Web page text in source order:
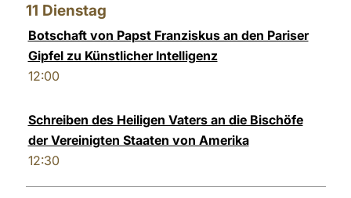
11 Dienstag
Botschaft von Papst Franziskus an den Pariser
Gipfel zu Künstlicher Intelligenz
12:00
Schreiben des Heiligen Vaters an die Bischöfe
der Vereinigten Staaten von Amerika
12:30